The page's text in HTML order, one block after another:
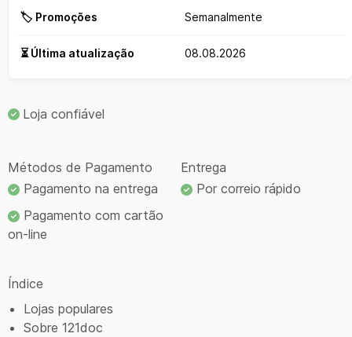
🏷️ Promoções Semanalmente
⏳ Última atualização 08.08.2026
Loja confiável
Métodos de Pagamento
Pagamento na entrega
Pagamento com cartão
on-line
Entrega
Por correio rápido
Índice
Lojas populares
Sobre 121doc